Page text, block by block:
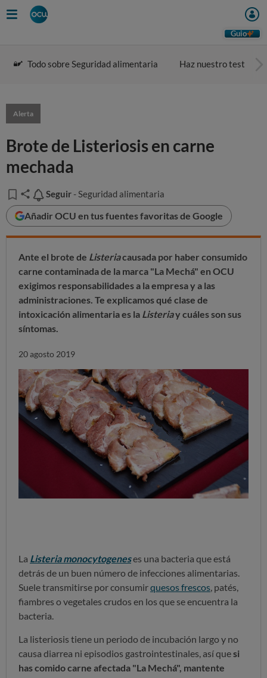
Guio
Todo sobre Seguridad alimentaria Haz nuestro test
Alerta
Brote de Listeriosis en carne
mechada
Seguir
Seguir - Seguridad alimentaria
Añadir OCU en tus fuentes favoritas de Google
Ante el brote de Listeriacausada por haber consumido
carne contaminada de la marca "La Mechá" en OCU
exigimos responsabilidades a la empresa y a las
administraciones. Te explicamos qué clase de
intoxicación alimentaria es la Listeriay cuáles son sus
síntomas.
20 agosto 2019
La Listeria monocytogeneses una bacteria que está
detrás de un buen número de infecciones alimentarias.
Suele transmitirse por consumirquesos frescos , patés,
fiambres o vegetales crudos en los que se encuentra la
bacteria.
La listeriosis tiene un periodo de incubación largo y no
causa diarrea ni episodios gastrointestinales, así quesi
has comido carne afectada "La Mechá", mantente